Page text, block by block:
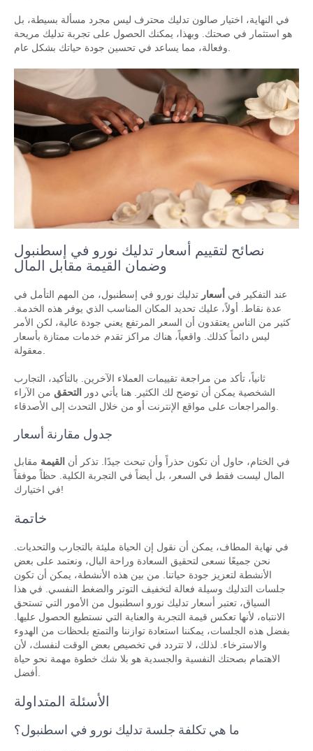
في النهاية، اختيار صالون تدليك محترف ليس مجرد مسألة بسيطة، بل
هو استثمار في صحتك. وبهذا، يمكنك الحصول على تجربة تدليك مريحة
نصائح لتقييم أسعار تدليك نورو في إسطنبول
وضمان القيمة مقابل المال
عند التفكير في أسعار تدليك نورو في إسطنبول، من المهم التأمل في
عدة نقاط. أولاً، عليك تحديد المكان المناسب الذي يوفر هذه الخدمة.
كثير من الناس يعتقدون أن السعر المرتفع يعني جودة عالية، لكن الأمر
ليس دائماً كذلك. واقعياً، هناك مراكز تقدم خدمات ممتازة بأسعار
ثانياً، تأكد من مراجعة تقييمات العملاء الآخرين. بالتأكيد، التجارب
الشخصية يمكن أن توضح لك الكثير. هنا يأتي دور
التحقق من الآراء
جدول مقارنة أسعار
في الختام، حاول أن تكون حذراً وأن تبحث جيدًا. تذكر أن القيمة مقابل
المال ليست فقط في السعر، بل أيضاً في التجربة الكلية. حظاً موفقاً
في اختيارك!
خاتمة
في نهاية المطاف، يمكن أن نقول إن الحياة مليئة بالتجارب والتحديات.
نحن جميعًا نسعى لتحقيق السعادة وراحة البال، ونعتمد على بعض
الأنشطة لتعزيز جودة حياتنا. من بين هذه الأنشطة، يمكن أن تكون
جلسات التدليك وسيلة فعالة لتخفيف التوتر والضغط النفسي. في هذا
السياق، تعتبر أسعار تدليك نورو اسطنبول من الأمور التي تستحق
الانتباه، لأنها تعكس قيمة التجربة والعناية التي نستطيع الحصول عليها.
بفضل هذه الجلسات، يمكننا استعادة توازننا والتمتع بلحظات من الهدوء
والاسترخاء. لذلك، لا تتردد في تخصيص بعض الوقت لنفسك، لأن
الاهتمام بصحتك النفسية والجسدية هو بلا شك خطوة مهمة نحو حياة
الأسئلة المتداولة
ما هي تكلفة جلسة تدليك نورو في اسطنبول؟